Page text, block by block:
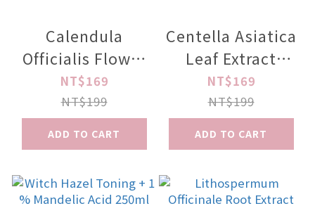
Calendula
Officialis Flower
Extract Toning
250ml
NT$169
NT$199
ADD TO CART
Centella Asiatica
Leaf Extract
Toning 250ml
NT$169
NT$199
ADD TO CART